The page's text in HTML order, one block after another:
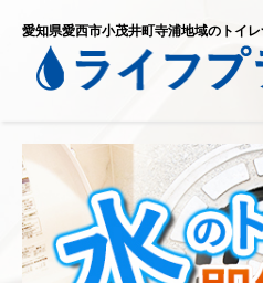
愛知県愛西市小茂井町寺浦地域のトイ